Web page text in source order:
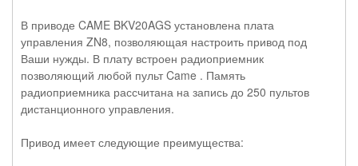
В приводе CAME BKV20AGS установлена плата
управления ZN8, позволяющая настроить привод под
Ваши нужды. В плату встроен радиоприемник
позволяющий любой пульт Came . Память
радиоприемника рассчитана на запись до 250 пультов
дистанционного управления.
Привод имеет следующие преимущества: